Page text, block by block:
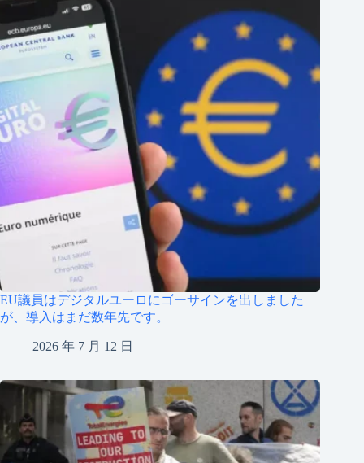
EU議員はデジタルユーロにゴーサインを出しました
が、導入はまだ数年先です。
2026 年 7 月 12 日